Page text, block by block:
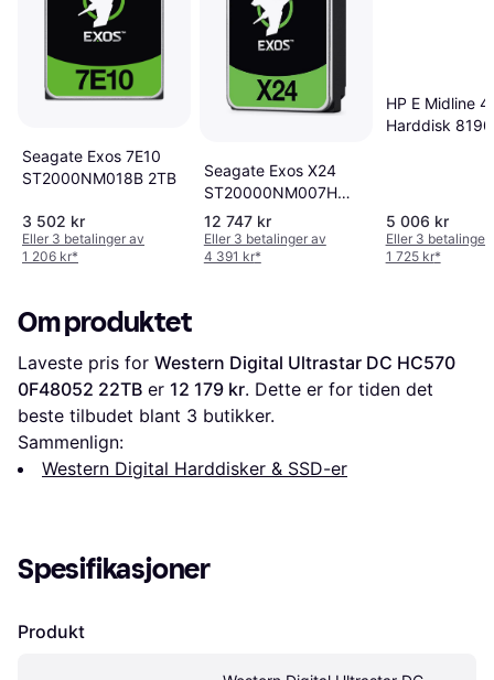
Seagate Exos 7E10
ST2000NM018B 2TB
3 502 kr
Eller 3 betalinger av
1 206 kr*
Seagate Exos X24
ST20000NM007H
20TB
12 747 kr
Eller 3 betalinger av
4 391 kr*
HP E Midline
Harddisk
5 006 kr
Eller 3 betalinger
1 725 kr*
Om produktet
Laveste pris for Western Digital Ultrastar DC HC570
0F48052 22TB er 12 179 kr. Dette er for tiden det
beste tilbudet blant 3 butikker.
Sammenlign:
Western Digital Harddisker & SSD-er
Spesifikasjoner
Produkt